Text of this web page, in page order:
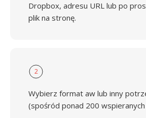
Dropbox, adresu URL lub po
plik na stronę.
2
Wybierz format aw lub inny
(spośród ponad 200